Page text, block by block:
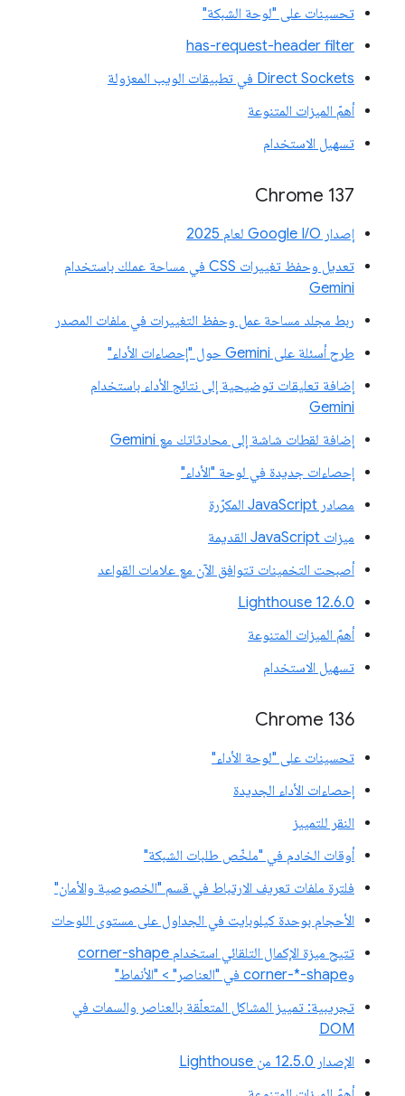
تحسينات على "لوحة الشبكة"
has-request-header filter
Direct Sockets في تطبيقات الويب المعزولة
أهمّ الميزات المتنوعة
تسهيل الاستخدام
‫Chrome 137
إصدار Google I/O لعام 2025
تعديل وحفظ تغييرات CSS في مساحة عملك باستخدام
Gemini
ربط مجلد مساحة عمل وحفظ التغييرات في ملفات المصدر
طرح أسئلة على Gemini حول "إحصاءات الأداء"
إضافة تعليقات توضيحية إلى نتائج الأداء باستخدام
Gemini
إضافة لقطات شاشة إلى محادثاتك مع Gemini
إحصاءات جديدة في لوحة "الأداء"
مصادر JavaScript المكرّرة
ميزات JavaScript القديمة
أصبحت التخمينات تتوافق الآن مع علامات القواعد
‫Lighthouse 12.6.0
أهمّ الميزات المتنوعة
تسهيل الاستخدام
Chrome 136
تحسينات على "لوحة الأداء"
إحصاءات الأداء الجديدة
النقر للتمييز
أوقات الخادم في "ملخّص طلبات الشبكة"
فلترة ملفات تعريف الارتباط في قسم "الخصوصية والأمان"
الأحجام بوحدة كيلوبايت في الجداول على مستوى اللوحات
تتيح ميزة الإكمال التلقائي استخدام corner-shape
وcorner-*-shape في "العناصر" > "الأنماط"
تجريبية: تمييز المشاكل المتعلّقة بالعناصر والسمات في
DOM
الإصدار 12.5.0 من Lighthouse